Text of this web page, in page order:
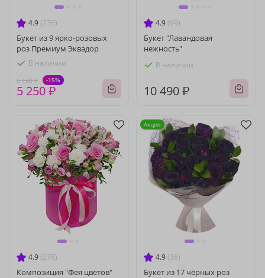
4.9 (236)
Букет из 9 ярко-розовых
роз Премиум Эквадор
В наличии
6 180 ₽ -15%
5 250 ₽
4.9 (69)
Букет "Лавандовая
нежность"
В наличии
10 490 ₽
4.9 (278)
Композиция "Фея цветов"
4.9 (36)
Букет из 17 чёрных роз
Акция